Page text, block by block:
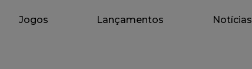
Jogos Lançamentos Notícias